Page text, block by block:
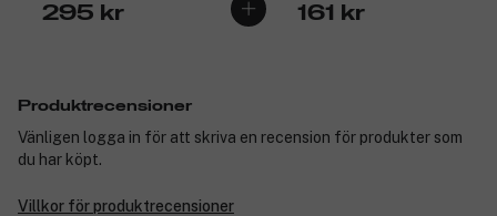
295 kr 161 kr
Produktrecensioner
Vänligen logga in för att skriva en recension för produkter som
du har köpt.
Villkor för produktrecensioner